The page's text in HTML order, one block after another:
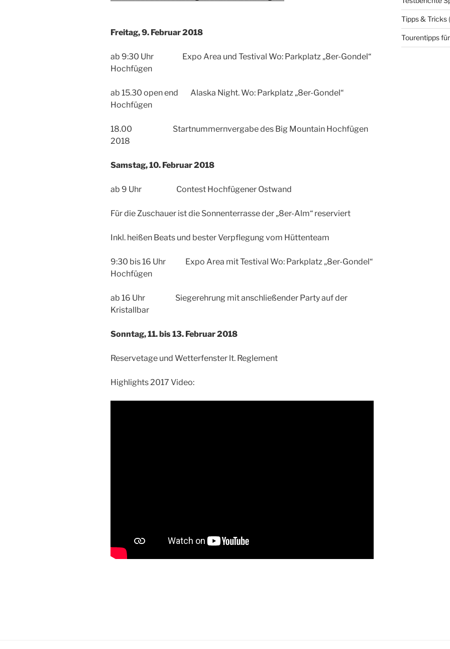
Freitag, 9. Februar 2018
ab 9:30 Uhr Expo Area und Testival Wo: Parkplatz „8er-Gondel“
Hochfügen
ab 15.30 open end Alaska Night. Wo: Parkplatz „8er-Gondel“
Hochfügen
18.00 Startnummernvergabe des Big Mountain Hochfügen
2018
Samstag, 10. Februar 2018
ab 9 Uhr Contest Hochfügener Ostwand
Für die Zuschauer ist die Sonnenterrasse der „8er-Alm“ reserviert
Inkl. heißen Beats und bester Verpflegung vom Hüttenteam
9:30 bis 16 Uhr Expo Area mit Testival Wo: Parkplatz „8er-Gondel“
Hochfügen
ab 16 Uhr Siegerehrung mit anschließender Party auf der
Kristallbar
Sonntag, 11. bis 13. Februar 2018
Reservetage und Wetterfenster lt. Reglement
Highlights 2017 Video:
Tipps & Tricks
Tourentipps